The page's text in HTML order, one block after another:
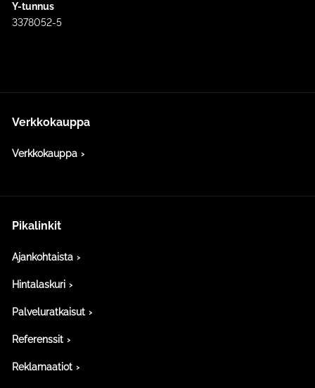
Y-tunnus
3378052-5
Verkkokauppa
Verkkokauppa
Pikalinkit
Ajankohtaista
Hintalaskuri
Palveluratkaisut
Referenssit
Reklamaatiot